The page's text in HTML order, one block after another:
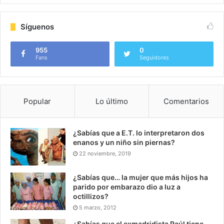
El Libro de la Selva: En la obra original de
Síguenos
955
Fans
0
Seguidores
Popular Lo último Comentarios
¿Sabías que a E.T. lo interpretaron dos
enanos y un niño sin piernas?
22 noviembre, 2019
¿Sabías que… la mujer que más hijos ha
parido por embarazo dio a luz a
octillizos?
5 marzo, 2012